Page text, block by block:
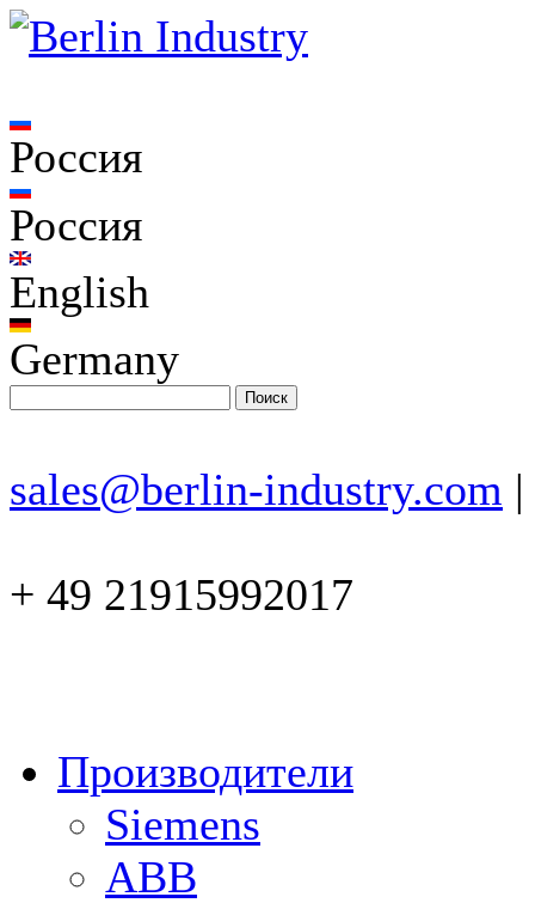
Россия
Россия
English
Germany
sales@berlin-industry.com |
+ 49 21915992017
Производители
Siemens
ABB